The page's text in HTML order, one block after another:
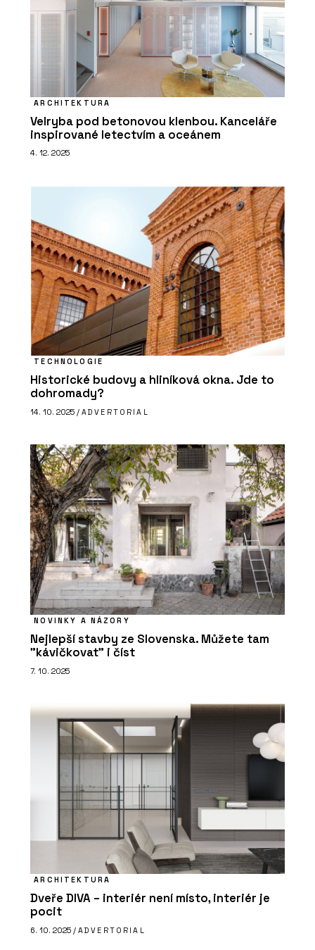
ARCHITEKTURA
Velryba pod betonovou klenbou. Kanceláře
inspirované letectvím a oceánem
4. 12. 2025
TECHNOLOGIE
Historické budovy a hliníková okna. Jde to
dohromady?
14. 10. 2025 / ADVERTORIAL
NOVINKY A NÁZORY
Nejlepší stavby ze Slovenska. Můžete tam
"kávičkovat" i číst
7. 10. 2025
ARCHITEKTURA
Dveře DIVA – interiér není místo, interiér je
pocit
6. 10. 2025 / ADVERTORIAL